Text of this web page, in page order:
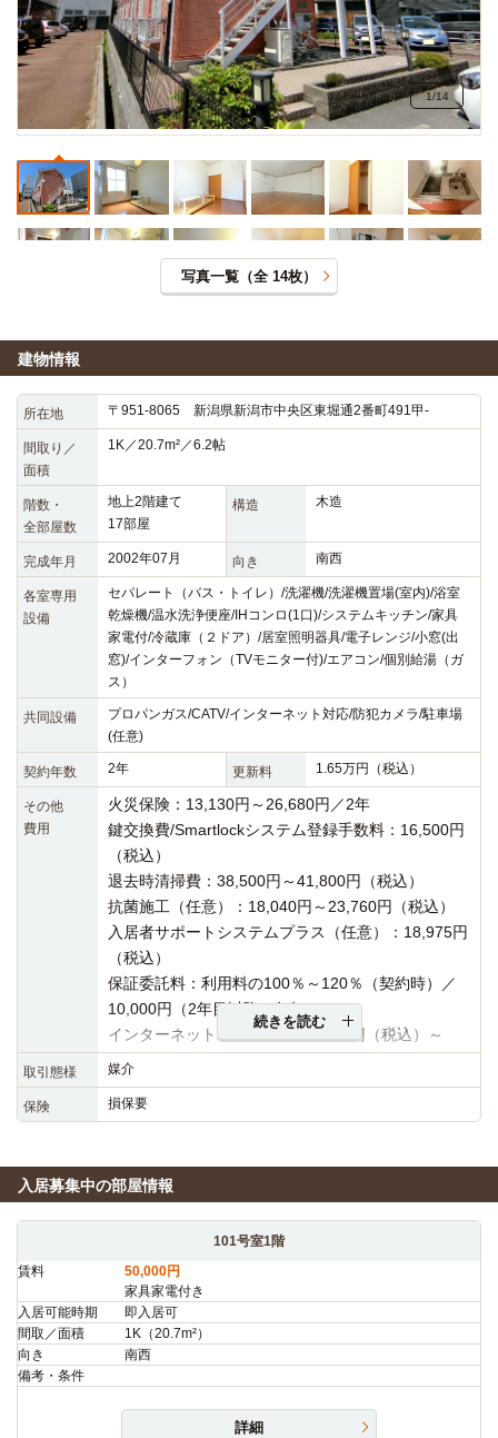
1/14
写真一覧（全 14枚）
建物情報
所在地 〒951-8065 新潟県新潟市中央区東堀通2番町491甲-
間取り／
面積
1K／20.7m²／6.2帖
階数・
全部屋数
地上2階建て
17部屋
構造 木造
完成年月 2002年07月 向き 南西
各室専用
設備
セパレート（バス・トイレ）/洗濯機/洗濯機置場(室内)/浴室
乾燥機/温水洗浄便座/IHコンロ(1口)/システムキッチン/家具
家電付/冷蔵庫（２ドア）/居室照明器具/電子レンジ/小窓(出
窓)/インターフォン（TVモニター付)/エアコン/個別給湯（ガ
ス）
共同設備
プロパンガス/CATV/インターネット対応/防犯カメラ/駐車場
(任意)
契約年数 2年 更新料 1.65万円（税込）
その他
費用
火災保険：13,130円～26,680円／2年
鍵交換費/Smartlockシステム登録手数料：16,500円
（税込）
退去時清掃費：38,500円～41,800円（税込）
抗菌施工（任意）：18,040円～23,760円（税込）
入居者サポートシステムプラス（任意）：18,975円
（税込）
保証委託料：利用料の100％～120％（契約時）／
10,000円（2年目以降・年毎）
インターネット利用料：月額3,630円（税込）～
続きを読む
取引態様 媒介
保険 損保要
入居募集中の部屋情報
101号室1階
賃料
50,000円
家具家電付き
入居可能時期
即入居可
間取／面積
1K（20.7m²）
向き
南西
備考・条件
詳細